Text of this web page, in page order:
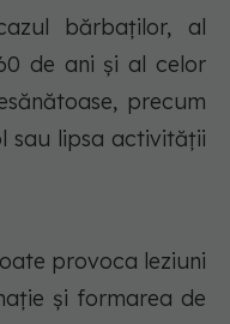
bărbaților, al
de ani și al celor
precum
sau lipsa activității
provoca leziuni
și formarea de